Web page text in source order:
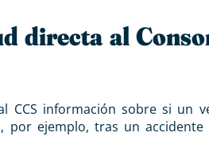
directa al
CCS información sobre si un
por ejemplo, tras un